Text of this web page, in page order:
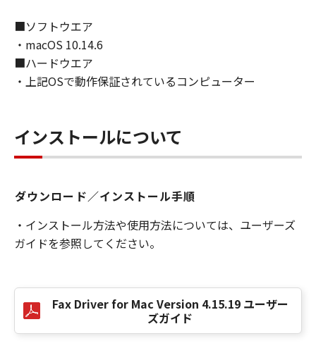
し、複製させ、頒布することができます。お客
様は、「印刷物」を商業的目的のために使用
し、使用させ、複製し、複製させ、頒布するこ
とはできません。キヤノンは、お客様による
「印刷物」の使用および利用につき一切の責任
関連して生じるお客様と第三者との間の紛争ま
たは訴訟につき一切責任を負わないものとしま
(2) お客様は、バックアップの目的で「許諾ソ
フトウェア」を合理的な範囲において複製する
ことができます。但し、お客様は、かかるバッ
クアップコピーに「許諾ソフトウェア」に含ま
れているすべての著作権表示を含めた形で複製
(3) 本契約に明示的に定める場合を除き、お客様
は、「許諾ソフトウェア」の全部または一部を
修正、改変、リバース・エンジニアリング、逆
コンパイル、逆アセンブルまたは他のプログラ
■ソフトウエア
・macOS 10.14.6
■ハードウエア
・上記OSで動作保証されているコンピューター
インストールについて
ダウンロード／インストール手順
・インストール方法や使用方法については、ユーザーズ
ガイドを参照してください。
Fax Driver for Mac Version 4.15.19 ユーザー
ズガイド